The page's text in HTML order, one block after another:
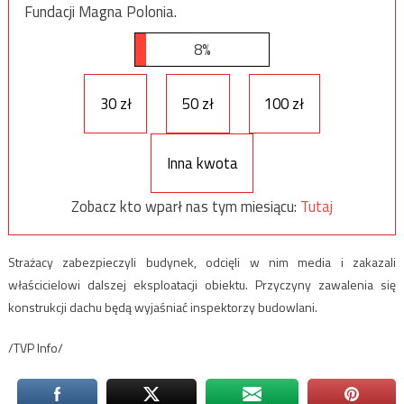
Fundacji Magna Polonia.
8%
30 zł 50 zł 100 zł
Inna kwota
Zobacz kto wparł nas tym miesiącu: Tutaj
Strażacy zabezpieczyli budynek, odcięli w nim media i zakazali
właścicielowi dalszej eksploatacji obiektu. Przyczyny zawalenia się
konstrukcji dachu będą wyjaśniać inspektorzy budowlani.
/TVP Info/